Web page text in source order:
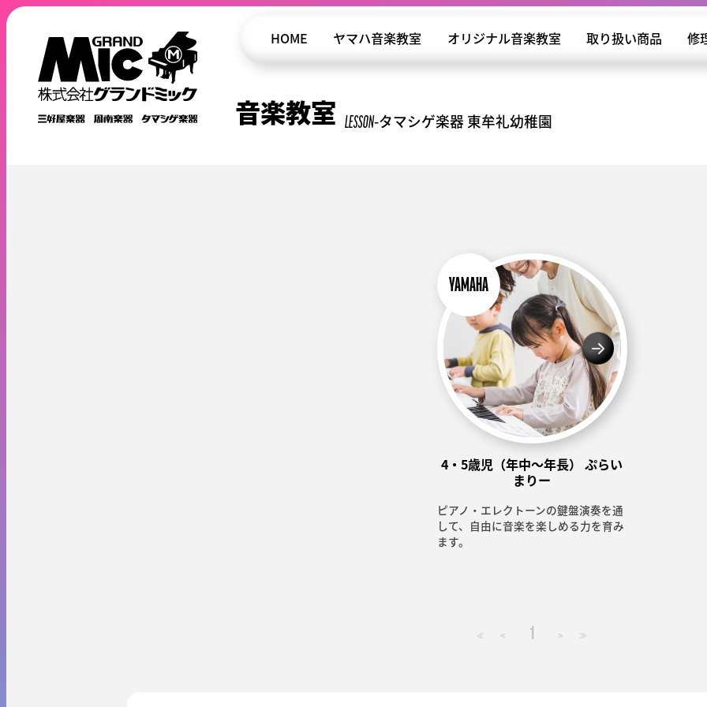
HOME ヤマハ音楽教室 オリジナル音楽教室 取り扱い商品 修
音楽教室 LESSON タマシゲ楽器 東牟礼幼稚園
4・5歳児（年中～年長） ぷらい
まりー
ピアノ・エレクトーンの鍵盤演奏を通
して、自由に音楽を楽しめる力を育み
ます。
≪ < 1 > ≫